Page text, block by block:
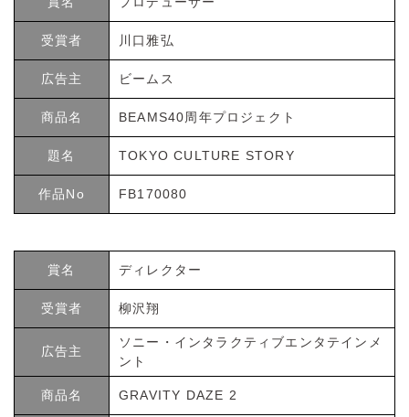
受賞者 川口雅弘
広告主 ビームス
商品名 BEAMS40周年プロジェクト
題名 TOKYO CULTURE STORY
作品No FB170080
賞名 ディレクター
受賞者 柳沢翔
広告主
ソニー・インタラクティブエンタテインメ
ント
商品名 GRAVITY DAZE 2